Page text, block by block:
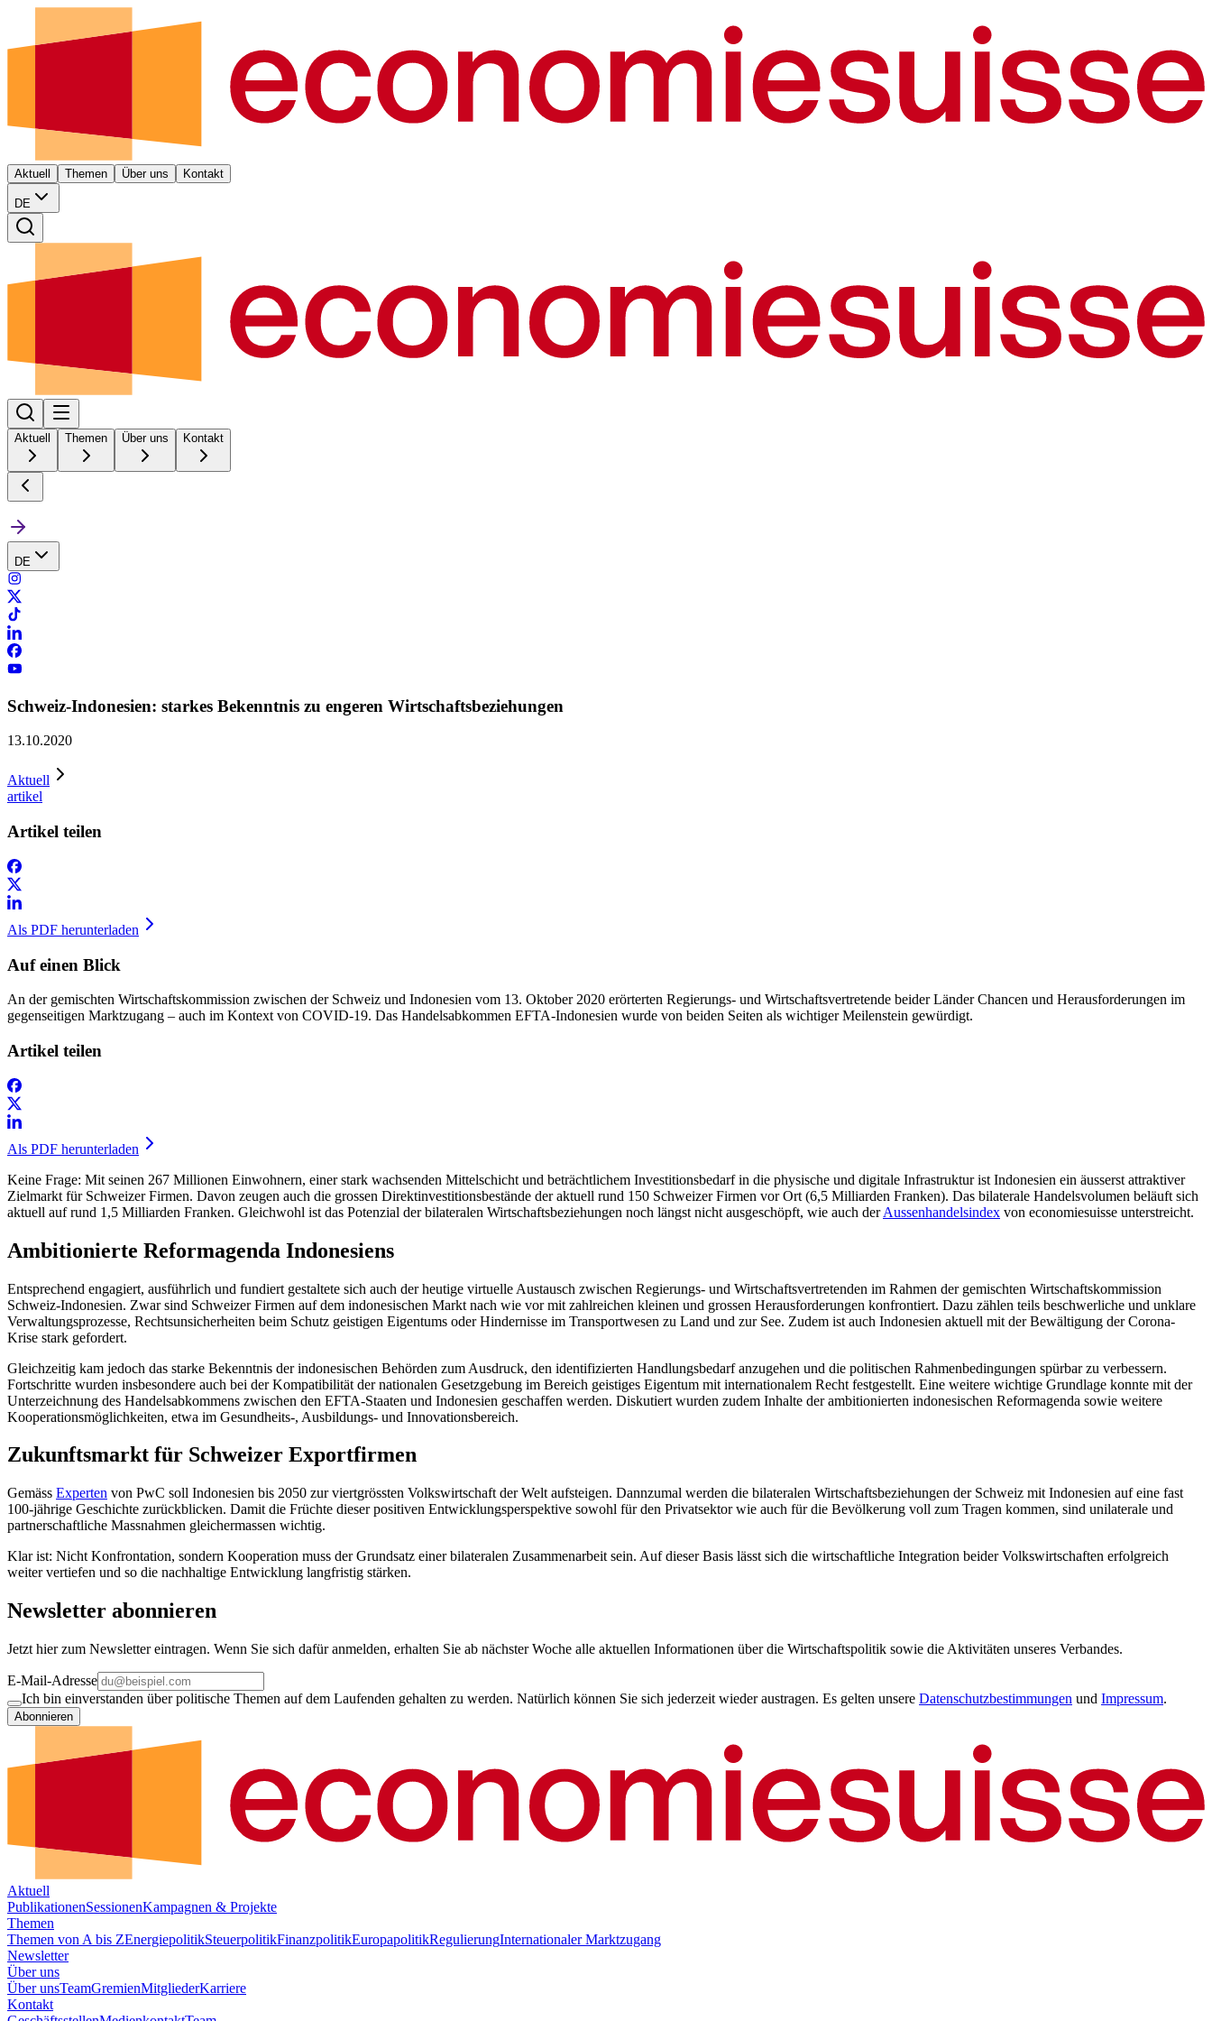
Aktuell Themen Über uns Kontakt
DE
Aktuell Themen Über uns Kontakt
DE
Schweiz-Indonesien: starkes Bekenntnis zu engeren Wirtschaftsbeziehungen
13.10.2020
Aktuell
artikel
Artikel teilen
Als PDF herunterladen
Auf einen Blick
An der gemischten Wirtschaftskommission zwischen der Schweiz und Indonesien vom 13. Oktober 2020 erörterten Regierungs- und Wirtschaftsvertretende beider Länder Chancen und Herausforderungen im
gegenseitigen Marktzugang – auch im Kontext von COVID-19. Das Handelsabkommen EFTA-Indonesien wurde von beiden Seiten als wichtiger Meilenstein gewürdigt.
Artikel teilen
Als PDF herunterladen
Keine Frage: Mit seinen 267 Millionen Einwohnern, einer stark wachsenden Mittelschicht und beträchtlichem Investitionsbedarf in die physische und digitale Infrastruktur ist Indonesien ein äusserst attraktiver
Zielmarkt für Schweizer Firmen. Davon zeugen auch die grossen Direktinvestitionsbestände der aktuell rund 150 Schweizer Firmen vor Ort (6,5 Milliarden Franken). Das bilaterale Handelsvolumen beläuft sich
aktuell auf rund 1,5 Milliarden Franken. Gleichwohl ist das Potenzial der bilateralen Wirtschaftsbeziehungen noch längst nicht ausgeschöpft, wie auch derAussenhandelsindex von economiesuisse unterstreicht.
Ambitionierte Reformagenda Indonesiens
Entsprechend engagiert, ausführlich und fundiert gestaltete sich auch der heutige virtuelle Austausch zwischen Regierungs- und Wirtschaftsvertretenden im Rahmen der gemischten Wirtschaftskommission
Schweiz-Indonesien. Zwar sind Schweizer Firmen auf dem indonesischen Markt nach wie vor mit zahlreichen kleinen und grossen Herausforderungen konfrontiert. Dazu zählen teils beschwerliche und unklare
Verwaltungsprozesse, Rechtsunsicherheiten beim Schutz geistigen Eigentums oder Hindernisse im Transportwesen zu Land und zur See. Zudem ist auch Indonesien aktuell mit der Bewältigung der Corona-
Krise stark gefordert.
Gleichzeitig kam jedoch das starke Bekenntnis der indonesischen Behörden zum Ausdruck, den identifizierten Handlungsbedarf anzugehen und die politischen Rahmenbedingungen spürbar zu verbessern.
Fortschritte wurden insbesondere auch bei der Kompatibilität der nationalen Gesetzgebung im Bereich geistiges Eigentum mit internationalem Recht festgestellt. Eine weitere wichtige Grundlage konnte mit der
Unterzeichnung des Handelsabkommens zwischen den EFTA-Staaten und Indonesien geschaffen werden. Diskutiert wurden zudem Inhalte der ambitionierten indonesischen Reformagenda sowie weitere
Kooperationsmöglichkeiten, etwa im Gesundheits-, Ausbildungs- und Innovationsbereich.
Zukunftsmarkt für Schweizer Exportfirmen
Gemäss Experten von PwC soll Indonesien bis 2050 zur viertgrössten Volkswirtschaft der Welt aufsteigen. Dannzumal werden die bilateralen Wirtschaftsbeziehungen der Schweiz mit Indonesien auf eine fast
100-jährige Geschichte zurückblicken. Damit die Früchte dieser positiven Entwicklungsperspektive sowohl für den Privatsektor wie auch für die Bevölkerung voll zum Tragen kommen, sind unilaterale und
partnerschaftliche Massnahmen gleichermassen wichtig.
Klar ist: Nicht Konfrontation, sondern Kooperation muss der Grundsatz einer bilateralen Zusammenarbeit sein. Auf dieser Basis lässt sich die wirtschaftliche Integration beider Volkswirtschaften erfolgreich
weiter vertiefen und so die nachhaltige Entwicklung langfristig stärken.
Newsletter abonnieren
Jetzt hier zum Newsletter eintragen. Wenn Sie sich dafür anmelden, erhalten Sie ab nächster Woche alle aktuellen Informationen über die Wirtschaftspolitik sowie die Aktivitäten unseres Verbandes.
E-Mail-Adresse
Ich bin einverstanden über politische Themen auf dem Laufenden gehalten zu werden. Natürlich können Sie sich jederzeit wieder austragen. Es gelten unsere Datenschutzbestimmungen und Impressum.
Abonnieren
Aktuell
PublikationenSessionenKampagnen & Projekte
Themen
Themen von A bis ZEnergiepolitikSteuerpolitikFinanzpolitikEuropapolitikRegulierungInternationaler Marktzugang
Newsletter
Über uns
Über unsTeamGremienMitgliederKarriere
Kontakt